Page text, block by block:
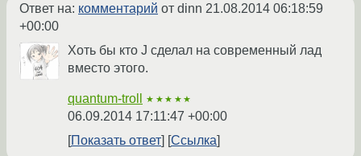
Ответ на: комментарий от dinn 21.08.2014 06:18:59
+00:00
Хоть бы кто J сделал на современный лад
вместо этого.
quantum-troll ★★★★★
06.09.2014 17:11:47 +00:00
Показать ответ
Ссылка